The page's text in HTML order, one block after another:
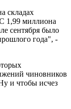
складах
1,99 миллиона
сентября было
года", -
чиновников
и чтобы исчез